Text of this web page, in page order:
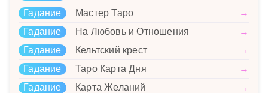
Гадание
Мастер Таро
→
Гадание
На Любовь и Отношения
→
Гадание
Кельтский крест
→
Гадание
Таро Карта Дня
→
Гадание
Карта Желаний →